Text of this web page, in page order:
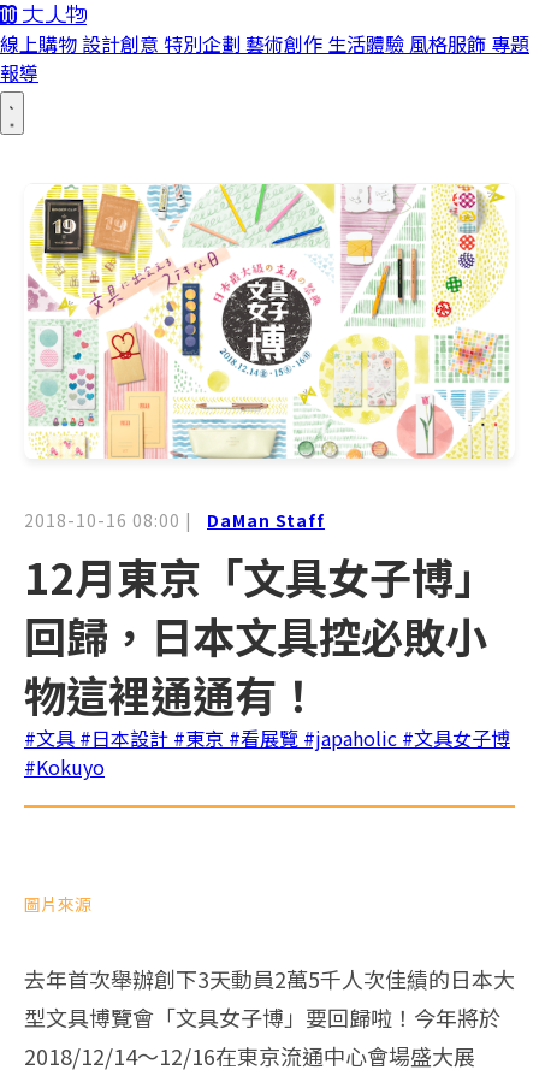
線上購物 設計創意 特別企劃 藝術創作 生活體驗 風格服飾 專題
報導
2018-10-16 08:00 | DaMan Staff
12月東京「文具女子博」
回歸，日本文具控必敗小
物這裡通通有！
#文具 #日本設計 #東京 #看展覽 #japaholic #文具女子博
#Kokuyo
圖片來源
去年首次舉辦創下3天動員2萬5千人次佳績的日本大
型文具博覽會「文具女子博」要回歸啦！今年將於
2018/12/14～12/16在東京流通中心會場盛大展